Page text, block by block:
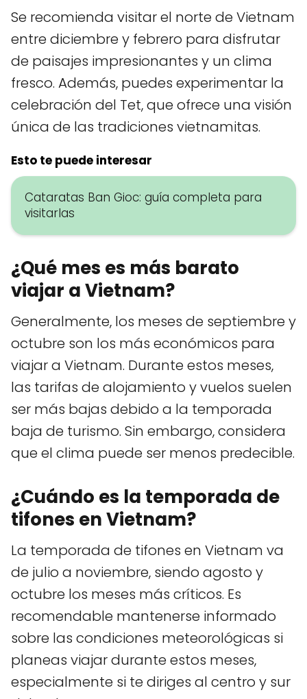
Se recomienda visitar el norte de Vietnam
entre diciembre y febrero para disfrutar
de paisajes impresionantes y un clima
fresco. Además, puedes experimentar la
celebración del Tet, que ofrece una visión
única de las tradiciones vietnamitas.
Esto te puede interesar
Cataratas Ban Gioc: guía completa para
visitarlas
¿Qué mes es más barato
viajar a Vietnam?
Generalmente, los meses de septiembre y
octubre son los más económicos para
viajar a Vietnam. Durante estos meses,
las tarifas de alojamiento y vuelos suelen
ser más bajas debido a la temporada
baja de turismo. Sin embargo, considera
que el clima puede ser menos predecible.
¿Cuándo es la temporada de
tifones en Vietnam?
La temporada de tifones en Vietnam va
de julio a noviembre, siendo agosto y
octubre los meses más críticos. Es
recomendable mantenerse informado
sobre las condiciones meteorológicas si
planeas viajar durante estos meses,
especialmente si te diriges al centro y sur